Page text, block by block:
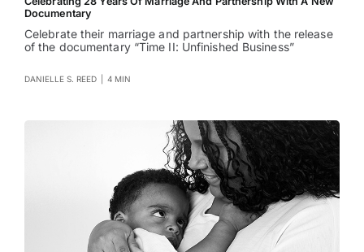
Documentary
Celebrate their marriage and partnership with the release
of the documentary “Time II: Unfinished Business”
DANIELLE S. REED 4 MIN